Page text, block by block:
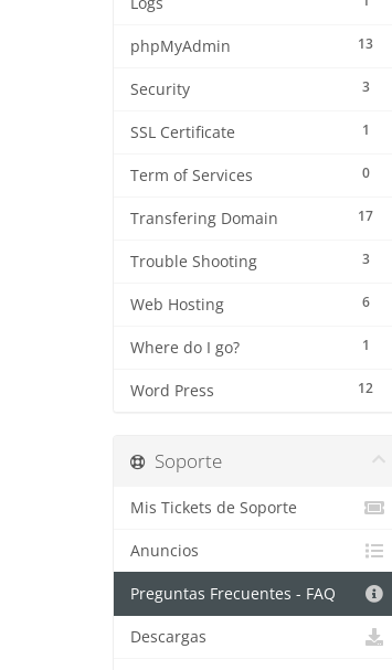
13
phpMyAdmin
3
Security
1
SSL Certificate
0
Term of Services
17
Transfering Domain
3
Trouble Shooting
6
Web Hosting
1
Where do I go?
12
Word Press
Soporte
Mis Tickets de Soporte
Anuncios
Preguntas Frecuentes - FAQ
Descargas